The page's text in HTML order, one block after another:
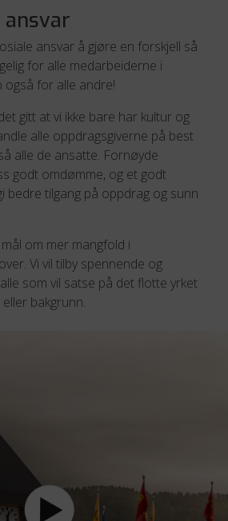
ansvar
ansvar å gjøre en forskjell så
for alle medarbeiderne i
også for alle andre!
gitt at vi ikke bare har kultur og
alle oppdragsgiverne på best
alle de ansatte. Fornøyde
godt omdømme, og et godt
bedre tilgang på oppdrag og sunn
om mer mangfold i
Vi vil tilby spennende og
som vil satse på det flotte yrket
bakgrunn.